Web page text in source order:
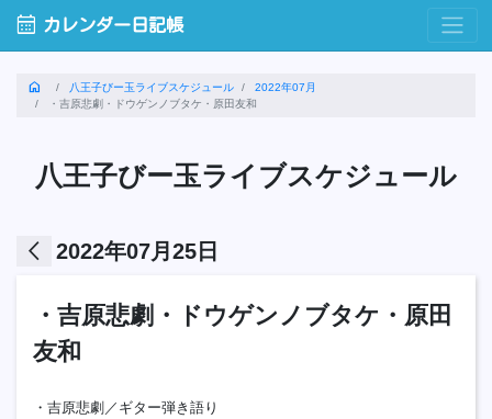
calendar_month カレンダー日記帳
home 八王子びー玉ライブスケジュール
2022年07月
・吉原悲劇・ドウゲンノブタケ・原田友和
八王子びー玉ライブスケジュール
arrow_back_ios 2022年07月25日
・吉原悲劇・ドウゲンノブタケ・原田
友和
・吉原悲劇／ギター弾き語り